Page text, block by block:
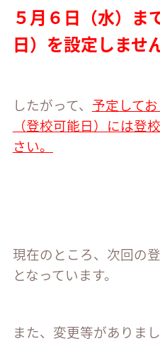
５月６日（水）ま
日）を設定しませ
したがって、 予定して
（登校可能日）には登
さい。
現在のところ、次回の
となっています。
また、変更等がありま